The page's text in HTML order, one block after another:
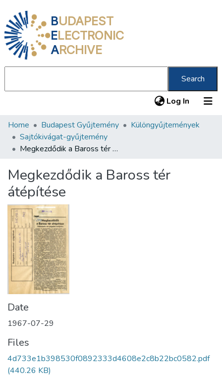
BUDAPEST
ELECTRONIC
ARCHIVE
Search
Log In (current)
Communities & Collections
All of DSpace
About us
Home Budapest Gyűjtemény
Különgyűjtemények
Sajtókivágat-gyűjtemény
Megkezdődik a Baross tér átépítése
Megkezdődik a Baross tér
átépítése
Date
1967-07-29
Files
4d733e1b398530f0892333d4608e2c8b22bc0582.pdf
(440.26 KB)